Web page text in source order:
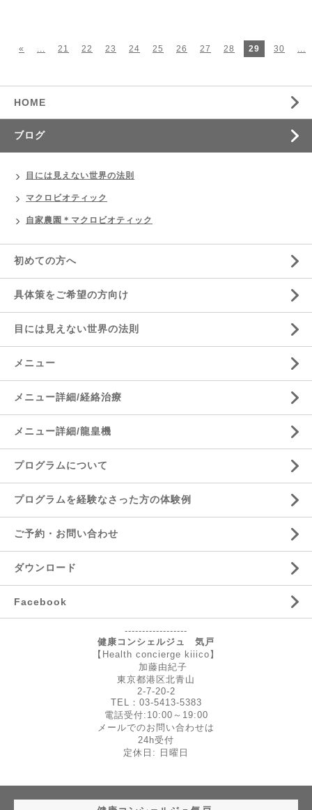
« ... 21 22 23 24 25 26 27 28 29 30 ...
HOME
ブログ
目には見えない世界の法則
マクロビオティック
自家農園＊マクロビオティック
初めての方へ
具体策をご希望の方向け
目には見えない世界の法則
メニュー
メニュー詳細/経絡治療
メニュー詳細/龍皇機
プログラムについて
プログラムを経験なさった方の体験例
ご予約・お問い合わせ
ダウンロード
Facebook
------------------
健康コンシェルジュ 気戸
【Health concierge kiiico】
加藤由紀子
東京都港区北青山
2-7-20-2
TEL：03-5413-5383
電話受付:10:00～19:00
メールでのお問い合わせは
24h受付
定休日: 日曜日